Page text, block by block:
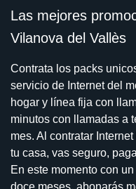
Las mejores
Vilanova del Vallès
Contrata los packs
servicio de Internet del
hogar y línea fija con
minutos con llamadas a
mes. Al contratar
tu casa, vas seguro,
En este momento con